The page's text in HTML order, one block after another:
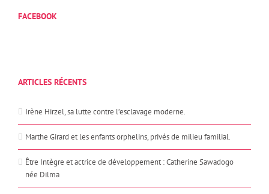
FACEBOOK
ARTICLES RÉCENTS
Irène Hirzel, sa lutte contre l’esclavage moderne.
Marthe Girard et les enfants orphelins, privés de milieu familial.
Être Intègre et actrice de développement : Catherine Sawadogo
née Dilma